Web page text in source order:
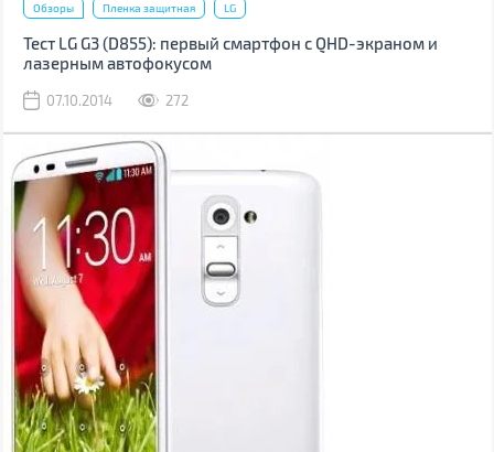
Обзоры Пленка защитная LG
Тест LG G3 (D855): первый смартфон с QHD-экраном и
лазерным автофокусом
07.10.2014 272